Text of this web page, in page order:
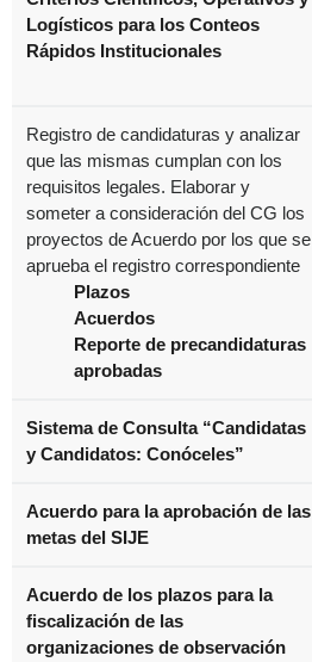
Logísticos para los Conteos
Rápidos Institucionales
Registro de candidaturas y analizar
que las mismas cumplan con los
requisitos legales. Elaborar y
someter a consideración del CG los
proyectos de Acuerdo por los que se
aprueba el registro correspondiente
Plazos
Acuerdos
Reporte de precandidaturas
aprobadas
Sistema de Consulta “Candidatas
y Candidatos: Conóceles”
Acuerdo para la aprobación de las
metas del SIJE
Acuerdo de los plazos para la
fiscalización de las
organizaciones de observación